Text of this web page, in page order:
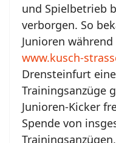
und Spielbetrieb
verborgen. So
Junioren
www.kusch-
Drensteinfurt
Trainingsanzüge
Junioren-Kicker
Spende von